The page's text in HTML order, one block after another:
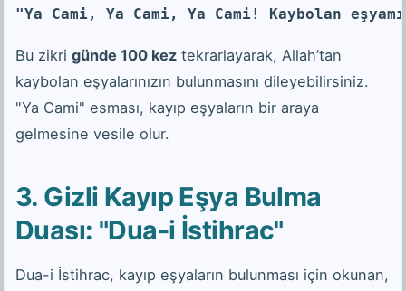
"Ya Cami, Ya Cami, Ya Cami! Kaybolan
Bu zikri günde 100 kez tekrarlayarak, Allah’tan
kaybolan eşyalarınızın bulunmasını dileyebilirsiniz.
"Ya Cami" esması, kayıp eşyaların bir araya
gelmesine vesile olur.
3. Gizli Kayıp Eşya Bulma
Duası: "Dua-i İstihrac"
Dua-i İstihrac, kayıp eşyaların bulunması için okunan,